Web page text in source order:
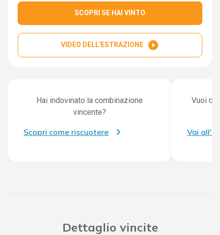
SCOPRI SE HAI VINTO
VIDEO DELL'ESTRAZIONE play_circle_filled
Hai indovinato la combinazione
vincente?
Scopri come riscuotere
Vuoi
Vai
Dettaglio vincite